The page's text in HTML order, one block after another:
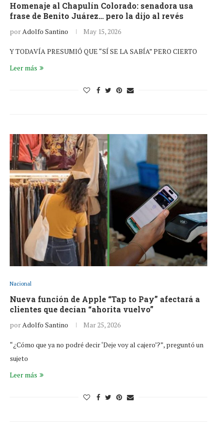
Homenaje al Chapulín Colorado: senadora usa
frase de Benito Juárez… pero la dijo al revés
porAdolfo Santino May 15, 2026
Y TODAVÍA PRESUMIÓ QUE “SÍ SE LA SABÍA” PERO CIERTO
Leer más
Nacional
Nueva función de Apple “Tap to Pay” afectará a
clientes que decían “ahorita vuelvo”
porAdolfo Santino Mar 25, 2026
“¿Cómo que ya no podré decir ‘Deje voy al cajero’?”, preguntó un
sujeto
Leer más